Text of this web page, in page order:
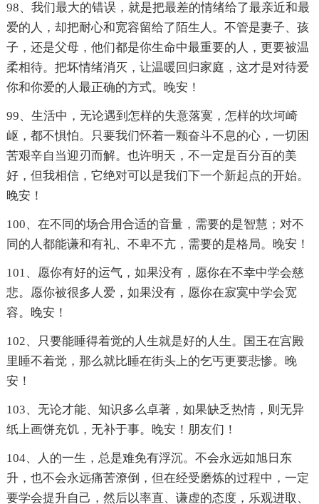
98、我们最大的错误，就是把最差的情绪给了最亲近和最
爱的人，却把耐心和宽容留给了陌生人。不管是妻子、孩
子，还是父母，他们都是你生命中最重要的人，更要被温
柔相待。把坏情绪消灭，让温暖回归家庭，这才是对待爱
你和你爱的人最正确的方式。晚安！
99、生活中，无论遇到怎样的失意落寞，怎样的坎坷崎
岖，都不惧怕。只要我们怀着一颗奋斗不息的心，一切困
苦艰辛自当迎刃而解。也许明天，不一定是百分百的美
好，但我相信，它绝对可以是我们下一个新起点的开始。
晚安！
100、在不同的场合用合适的音量，需要的是智慧；对不
同的人都能谦和有礼、不卑不亢，需要的是格局。晚安！
101、愿你有好的运气，如果没有，愿你在不幸中学会慈
悲。愿你被很多人爱，如果没有，愿你在寂寞中学会宽
容。晚安！
102、只要能睡得着觉的人生就是好的人生。国王在宫殿
里睡不着觉，那么就比睡在街头上的乞丐更要悲惨。晚
安！
103、无论才能、知识多么卓著，如果缺乏热情，则无异
纸上画饼充饥，无补于事。晚安！朋友们！
104、人的一生，总是难免有浮沉。不会永远如旭日东
升，也不会永远痛苦潦倒，但在经受磨炼的过程中，一定
要学会提升自己，然后以率直、谦虚的态度，乐观进取、